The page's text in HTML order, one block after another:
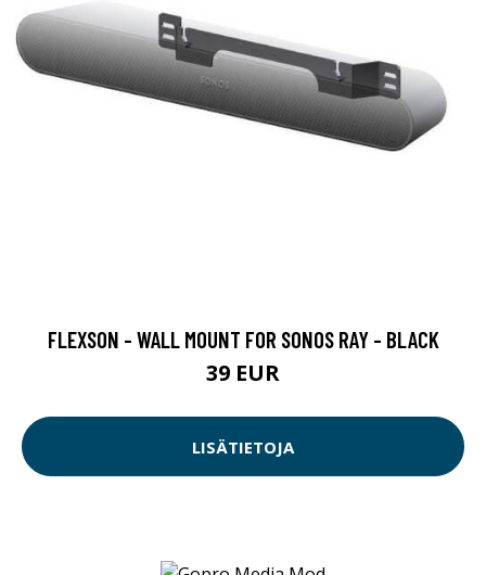
FLEXSON - WALL MOUNT FOR SONOS RAY - BLACK
39 EUR
LISÄTIETOJA